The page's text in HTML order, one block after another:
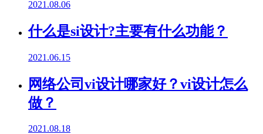
2021.08.06
什么是si设计?主要有什么功能？
2021.06.15
网络公司vi设计哪家好？vi设计怎么
做？
2021.08.18